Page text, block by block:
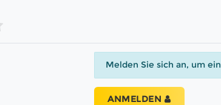
Melden Sie sich an, um
ANMELDEN